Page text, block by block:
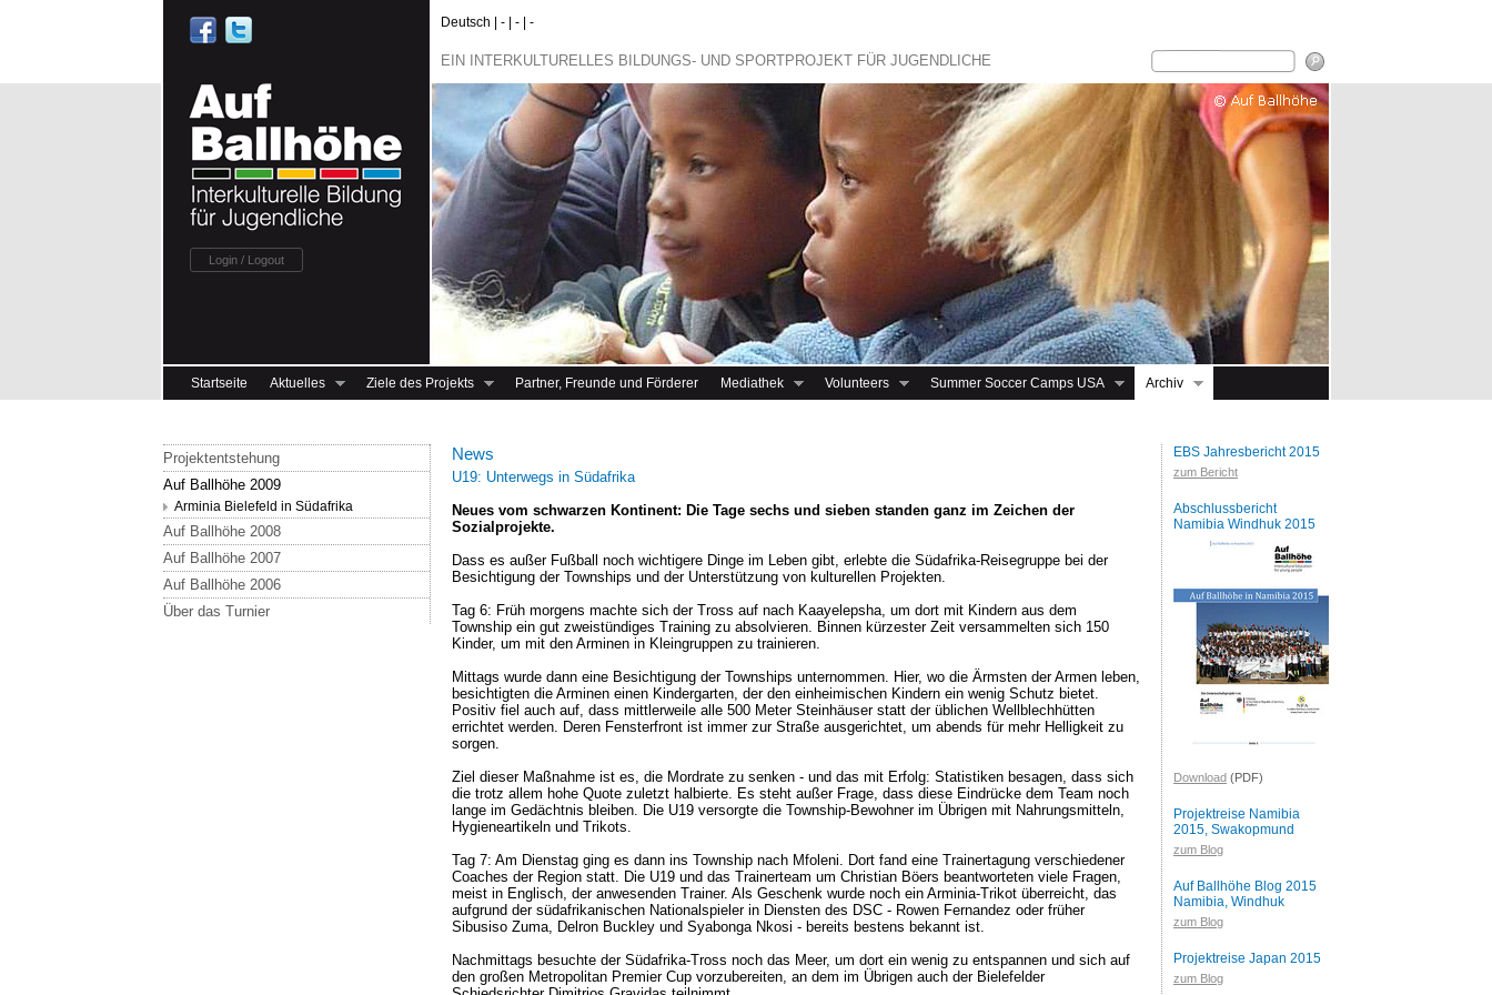
Login / Logout
Deutsch | - | - | -
EIN INTERKULTURELLES BILDUNGS- UND SPORTPROJEKT FÜR JUGENDLICHE
Startseite Aktuelles Ziele des Projekts Partner, Freunde und Förderer Mediathek Volunteers Summer Soccer Camps USA Archiv
Projektentstehung
Auf Ballhöhe 2009
Arminia Bielefeld in Südafrika
Auf Ballhöhe 2008
Auf Ballhöhe 2007
Auf Ballhöhe 2006
Über das Turnier
EBS Jahresbericht 2015
zum Bericht
Abschlussbericht
Namibia Windhuk 2015
Download (PDF)
Projektreise Namibia
2015, Swakopmund
zum Blog
Auf Ballhöhe Blog 2015
Namibia, Windhuk
zum Blog
Projektreise Japan 2015
zum Blog
News
U19: Unterwegs in Südafrika
Neues vom schwarzen Kontinent: Die Tage sechs und sieben standen ganz im Zeichen der
Sozialprojekte.
Dass es außer Fußball noch wichtigere Dinge im Leben gibt, erlebte die Südafrika-Reisegruppe bei der
Besichtigung der Townships und der Unterstützung von kulturellen Projekten.
Tag 6: Früh morgens machte sich der Tross auf nach Kaayelepsha, um dort mit Kindern aus dem
Township ein gut zweistündiges Training zu absolvieren. Binnen kürzester Zeit versammelten sich 150
Kinder, um mit den Arminen in Kleingruppen zu trainieren.
Mittags wurde dann eine Besichtigung der Townships unternommen. Hier, wo die Ärmsten der Armen leben,
besichtigten die Arminen einen Kindergarten, der den einheimischen Kindern ein wenig Schutz bietet.
Positiv fiel auch auf, dass mittlerweile alle 500 Meter Steinhäuser statt der üblichen Wellblechhütten
errichtet werden. Deren Fensterfront ist immer zur Straße ausgerichtet, um abends für mehr Helligkeit zu
sorgen.
Ziel dieser Maßnahme ist es, die Mordrate zu senken - und das mit Erfolg: Statistiken besagen, dass sich
die trotz allem hohe Quote zuletzt halbierte. Es steht außer Frage, dass diese Eindrücke dem Team noch
lange im Gedächtnis bleiben. Die U19 versorgte die Township-Bewohner im Übrigen mit Nahrungsmitteln,
Hygieneartikeln und Trikots.
Tag 7: Am Dienstag ging es dann ins Township nach Mfoleni. Dort fand eine Trainertagung verschiedener
Coaches der Region statt. Die U19 und das Trainerteam um Christian Böers beantworteten viele Fragen,
meist in Englisch, der anwesenden Trainer. Als Geschenk wurde noch ein Arminia-Trikot überreicht, das
aufgrund der südafrikanischen Nationalspieler in Diensten des DSC - Rowen Fernandez oder früher
Sibusiso Zuma, Delron Buckley und Syabonga Nkosi - bereits bestens bekannt ist.
Nachmittags besuchte der Südafrika-Tross noch das Meer, um dort ein wenig zu entspannen und sich auf
den großen Metropolitan Premier Cup vorzubereiten, an dem im Übrigen auch der Bielefelder